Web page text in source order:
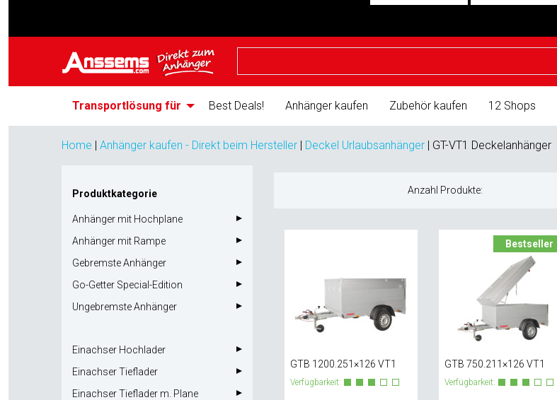
Transportlösung für Best Deals! Anhänger kaufen Zubehör kaufen 12 Shops
Home | Anhänger kaufen - Direkt beim Hersteller | Deckel Urlaubsanhänger | GT-VT1 Deckelanhänger
Produktkategorie
Anhänger mit Hochplane
Anhänger mit Rampe
Gebremste Anhänger
Go-Getter Special-Edition
Ungebremste Anhänger
Einachser Hochlader
Einachser Tieflader
Einachser Tieflader m. Plane
Anzahl Produkte:
GTB 1200.251×126 VT1
Verfügbarkeit:
Bestseller
GTB 750.211×126 VT1
Verfügbarkeit: